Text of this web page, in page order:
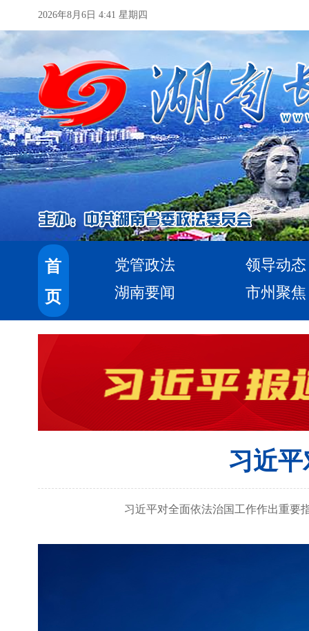
2026年8月6日 4:41 星期四
首
页
党管政法
领导动态
湖南要闻
市州聚焦
习近
习近平对全面依法治国工作作出重要